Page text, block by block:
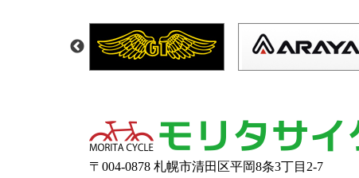
〒004-0878 札幌市清田区平岡8条3丁目2-7